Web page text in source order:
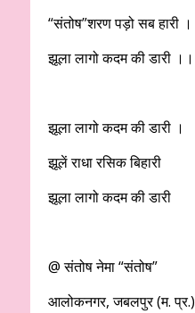
“संतोष”शरण पड़ो सब हारी ।
झूला लागो कदम की डारी ।।
झूला लागो कदम की डारी ।
झूलें राधा रसिक बिहारी
झूला लागो कदम की डारी
@ संतोष नेमा “संतोष”
आलोकनगर, जबलपुर (म. प्र.)